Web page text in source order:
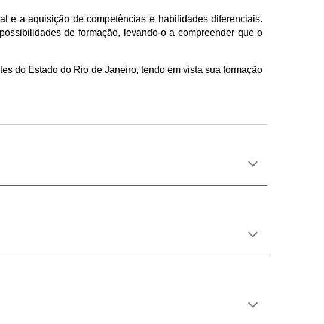
e a aquisição de competências e habilidades diferenciais.
de formação, levando-o a compreender que o
do Estado do Rio de Janeiro, tendo em vista sua formação